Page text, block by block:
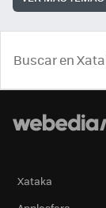
Xataka